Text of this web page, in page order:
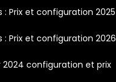
: Prix et configuration 2025
: Prix et configuration 2026
2024 configuration et prix